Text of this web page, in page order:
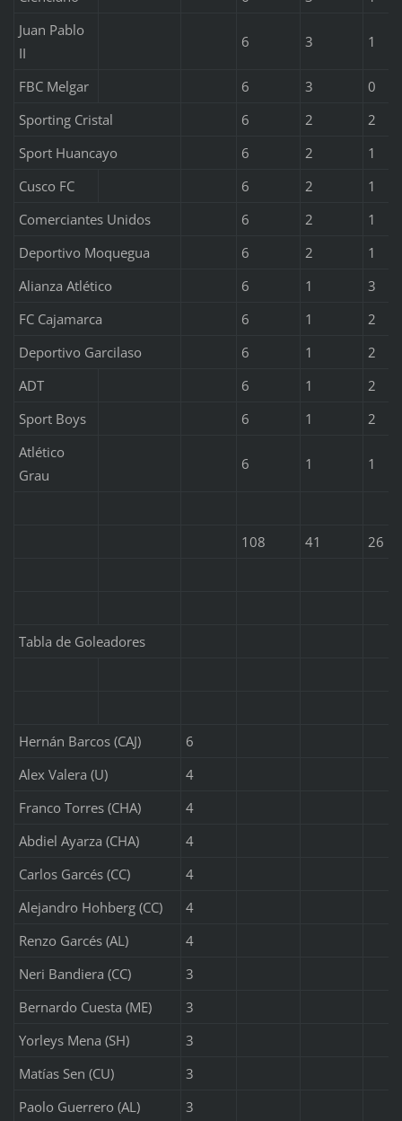
Juan Pablo
II
6 3 1
FBC Melgar 6 3
0
Sporting Cristal
6 2
2
Sport Huancayo
6 2
1
Cusco FC
6 2
1
Comerciantes Unidos
6 2
1
Deportivo Moquegua
6 2
1
Alianza Atlético
6 1
3
FC Cajamarca
6 1
2
Deportivo Garcilaso
6 1
2
ADT
6 1
2
Sport Boys
6 1
2
Atlético
Grau
6 1 1
108 41 26
Tabla de Goleadores
Hernán Barcos (CAJ)
6
Alex Valera (U)
4
Franco Torres (CHA)
4
Abdiel Ayarza (CHA)
4
Carlos Garcés (CC)
4
Alejandro Hohberg (CC)
4
Renzo Garcés (AL)
4
Neri Bandiera (CC)
3
Bernardo Cuesta (ME)
3
Yorleys Mena (SH)
3
Matías Sen (CU)
3
Paolo Guerrero (AL)
3